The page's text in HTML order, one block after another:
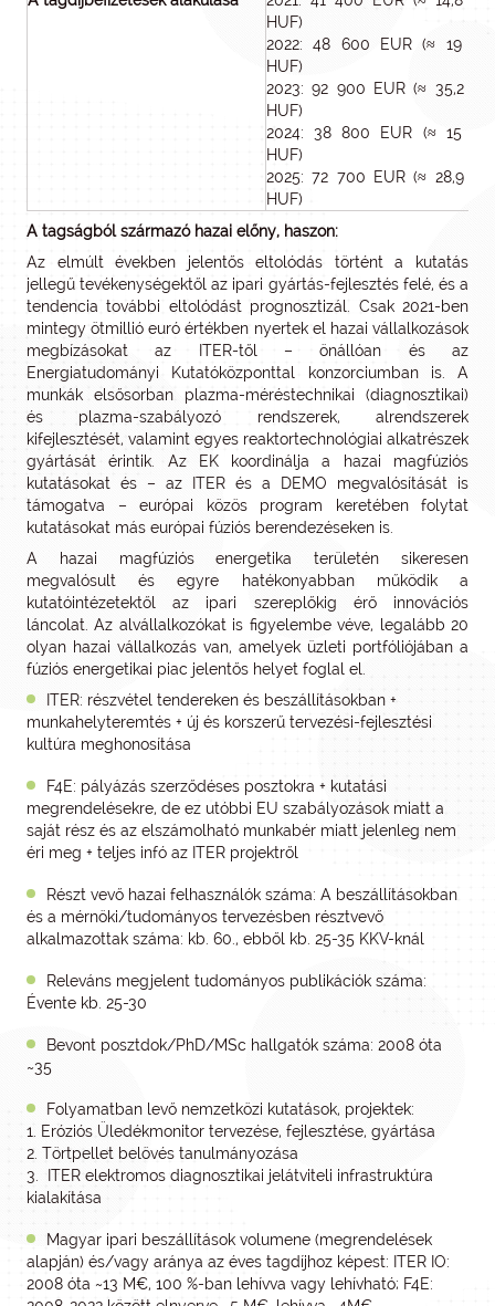
HUF)
2022: 48 600 EUR (≈ 19
HUF)
2023: 92 900 EUR (≈ 35,2
HUF)
2024: 38 800 EUR (≈ 15
HUF)
2025: 72 700 EUR (≈ 28,9
HUF)
A tagságból származó hazai előny, haszon:
Az elmúlt években jelentős eltolódás történt a kutatás
jellegű tevékenységektől az ipari gyártás-fejlesztés felé, és a
tendencia további eltolódást prognosztizál. Csak 2021-ben
mintegy ötmillió euró értékben nyertek el hazai vállalkozások
megbízásokat az ITER-től – önállóan és az
Energiatudományi Kutatóközponttal konzorciumban is. A
munkák elsősorban plazma-méréstechnikai (diagnosztikai)
és plazma-szabályozó rendszerek, alrendszerek
kifejlesztését, valamint egyes reaktortechnológiai alkatrészek
gyártását érintik. Az EK koordinálja a hazai magfúziós
kutatásokat és – az ITER és a DEMO megvalósítását is
támogatva – európai közös program keretében folytat
kutatásokat más európai fúziós berendezéseken is.
A hazai magfúziós energetika területén sikeresen
megvalósult és egyre hatékonyabban működik a
kutatóintézetektől az ipari szereplőkig érő innovációs
láncolat. Az alvállalkozókat is figyelembe véve, legalább 20
olyan hazai vállalkozás van, amelyek üzleti portfóliójában a
fúziós energetikai piac jelentős helyet foglal el.
ITER: részvétel tendereken és beszállításokban +
munkahelyteremtés + új és korszerű tervezési-fejlesztési
kultúra meghonosítása
F4E: pályázás szerződéses posztokra + kutatási
megrendelésekre, de ez utóbbi EU szabályozások miatt a
saját rész és az elszámolható munkabér miatt jelenleg nem
éri meg + teljes infó az ITER projektről
Részt vevő hazai felhasználók száma: A beszállításokban
és a mérnöki/tudományos tervezésben résztvevő
alkalmazottak száma: kb. 60., ebből kb. 25-35 KKV-knál
Releváns megjelent tudományos publikációk száma:
Évente kb. 25-30
Bevont posztdok/PhD/MSc hallgatók száma: 2008 óta
~35
Folyamatban levő nemzetközi kutatások, projektek:
1. Eróziós Üledékmonitor tervezése, fejlesztése, gyártása
2. Törtpellet belövés tanulmányozása
3. ITER elektromos diagnosztikai jelátviteli infrastruktúra
kialakítása
Magyar ipari beszállítások volumene (megrendelések
alapján) és/vagy aránya az éves tagdíjhoz képest: ITER IO:
2008 óta ~13 M€, 100 %-ban lehívva vagy lehívható; F4E: